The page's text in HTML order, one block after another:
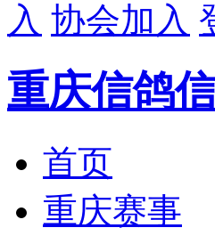
入 协会加入
重庆信鸽
首页
重庆赛事